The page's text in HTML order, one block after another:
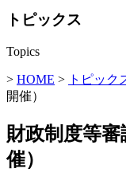
トピックス
Topics
> HOME > トピック
開催）
財政制度等審
催）